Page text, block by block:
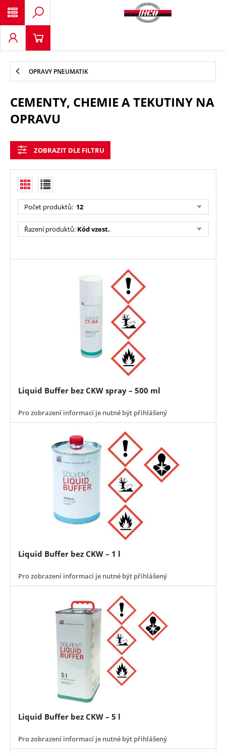
OPRAVY PNEUMATIK
CEMENTY, CHEMIE A TEKUTINY NA
OPRAVU
ZOBRAZIT DLE FILTRU
Počet produktů: 12
Řazení produktů: Kód vzest.
Liquid Buffer bez CKW spray – 500 ml
Pro zobrazení informací je nutné být přihlášený
Liquid Buffer bez CKW – 1 l
Pro zobrazení informací je nutné být přihlášený
Liquid Buffer bez CKW – 5 l
Pro zobrazení informací je nutné být přihlášený